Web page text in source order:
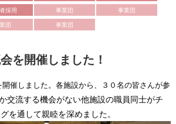
採用
事業団
事業団
団
事業団
を開催しました！
催しました。各施設から、３０名の皆さんが参
交流する機会がない他施設の職員同士がチ
を通して親睦を深めました。